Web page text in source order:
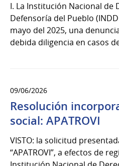
I. La Institución Nacional de
Defensoría del Pueblo
mayo del 2025, una
debida diligencia en casos
09/06/2026
Resolución
social: APATROVI
VISTO: la solicitud
“APATROVI”, a efectos de